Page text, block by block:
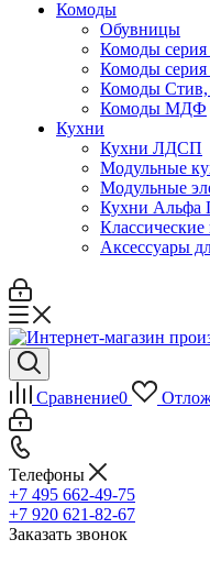
Комоды
Обувницы
Комоды серия
Комоды
Комоды
Комоды МДФ
Кухни
Кухни ЛДСП
Модульные
Модульные
Кухни Альфа
Классические
Аксессуары
Сравнение0
Телефоны
+7 495 662-49-75
+7 920 621-82-67
Заказать звонок